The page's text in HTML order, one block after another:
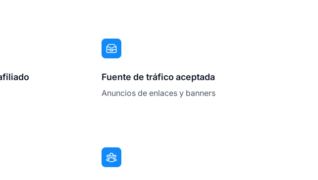
Fuente de tráfico aceptada
Anuncios de enlaces y banners